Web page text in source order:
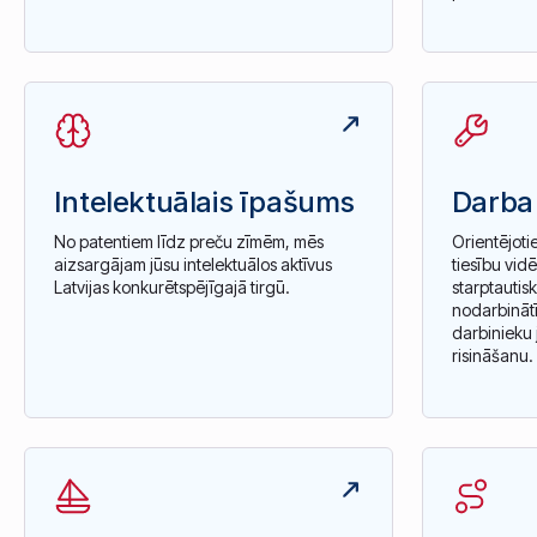
Intelektuālais īpašums
No patentiem līdz preču zīmēm, mēs
aizsargājam jūsu intelektuālos aktīvus
Latvijas konkurētspējīgajā tirgū.
tiesību
darbinieku
risināšanu.